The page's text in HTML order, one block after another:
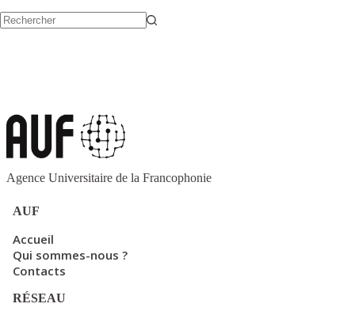
Agence Universitaire de la Francophonie
AUF
Accueil
Qui sommes-nous ?
Contacts
RÉSEAU